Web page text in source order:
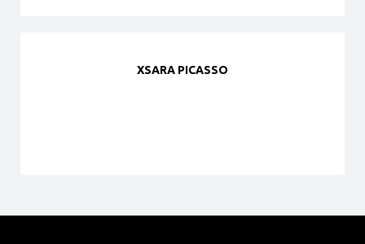
XSARA PICASSO